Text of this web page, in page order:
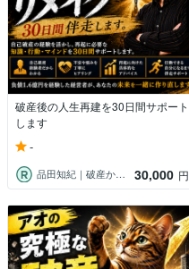
破産後の人生再建を30日間サポート
します
-
品田知紀｜破産から再起したコンサルタント 30,000 円